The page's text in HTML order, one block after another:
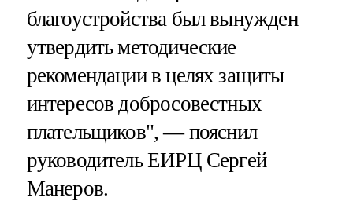
благоустройства был вынужден
утвердить методические
рекомендации в целях защиты
интересов добросовестных
плательщиков", — пояснил
руководитель ЕИРЦ Сергей
Манеров.